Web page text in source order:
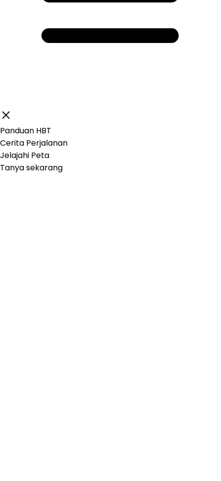
Panduan HBT
Cerita Perjalanan
Jelajahi Peta
Tanya sekarang